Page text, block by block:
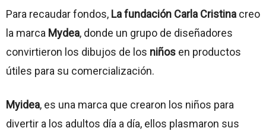
Para recaudar fondos, La fundación Carla Cristina creo
la marca Mydea, donde un grupo de diseñadores
convirtieron los dibujos de los niños en productos
útiles para su comercialización.
Myidea, es una marca que crearon los niños para
divertir a los adultos día a día, ellos plasmaron sus